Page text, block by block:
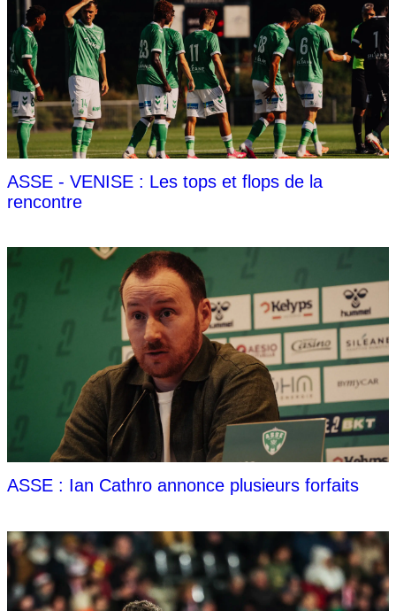
ASSE - VENISE : Les tops et flops de la
rencontre
ASSE : Ian Cathro annonce plusieurs forfaits